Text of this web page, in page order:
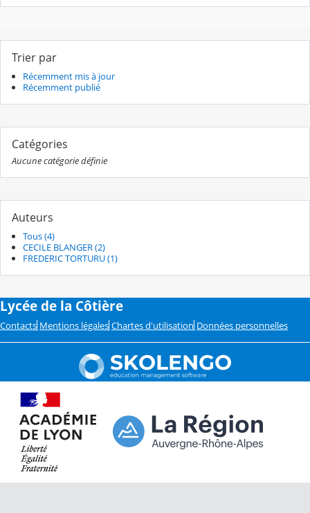
Trier par
Récemment mis à jour
Récemment publié
Catégories
Aucune catégorie définie
Auteurs
Tous (4)
CECILE BLANGER (2)
FREDERIC TORTURU (1)
Lycée de la Côtière
Contacts Mentions légales Chartes d'utilisation Données personnelles